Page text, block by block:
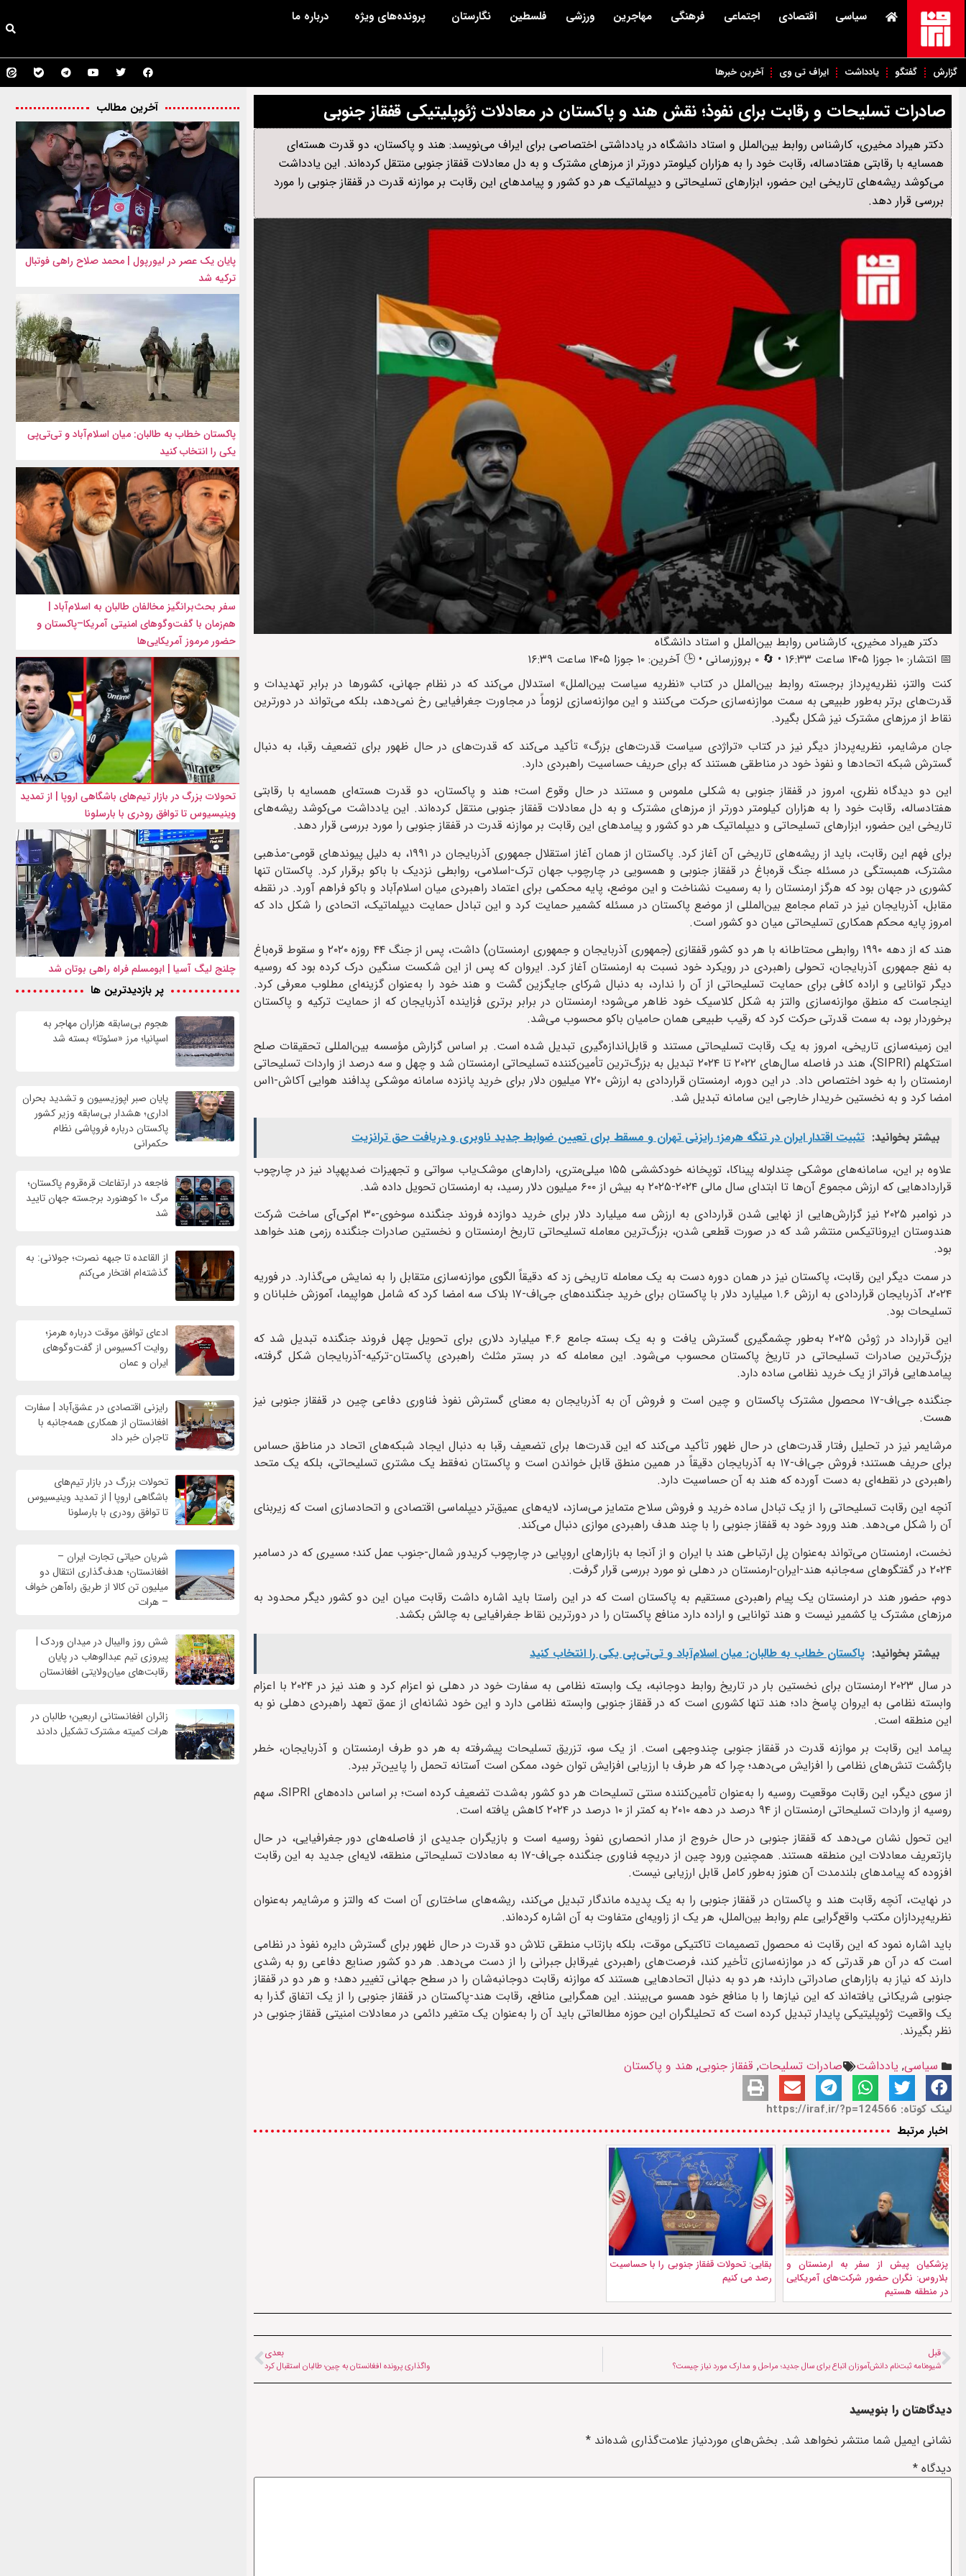
سیاسی اقتصادی اجتماعی فرهنگی مهاجرین ورزشی فلسطین نگارستان پرونده‌های ویژه درباره ما
گزارش گفتگو یادداشت ایراف تی وی آخرین خبرها
صادرات تسلیحات و رقابت برای نفوذ؛ نقش هند و پاکستان در معادلات ژئوپلیتیکی قفقاز جنوبی
دکتر هیراد مخیری، کارشناس روابط‌ بین‌الملل و استاد دانشگاه در یادداشتی اختصاصی برای ایراف می‌نویسد: هند و پاکستان، دو قدرت هسته‌ای
همسایه با رقابتی هفتادساله، رقابت خود را به هزاران کیلومتر دورتر از مرزهای مشترک و به دل معادلات قفقاز جنوبی منتقل کرده‌اند. این یادداشت
می‌کوشد ریشه‌های تاریخی این حضور، ابزارهای تسلیحاتی و دیپلماتیک هر دو کشور و پیامدهای این رقابت بر موازنه قدرت در قفقاز جنوبی را مورد
بررسی قرار دهد.
دکتر هیراد مخیری، کارشناس روابط بین‌الملل و استاد دانشگاه
📅 انتشار: ۱۰ جوزا ۱۴۰۵ ساعت ۱۶:۳۳ • 🔄 ۰ بروزرسانی • 🕒 آخرین: ۱۰ جوزا ۱۴۰۵ ساعت ۱۶:۳۹
کنت والتز، نظریه‌پرداز برجسته روابط بین‌الملل در کتاب «نظریه سیاست بین‌الملل» استدلال می‌کند که در نظام جهانی، کشورها در برابر تهدیدات و
قدرت‌های برتر به‌طور طبیعی به سمت موازنه‌سازی حرکت می‌کنند و این موازنه‌سازی لزوماً در مجاورت جغرافیایی رخ نمی‌دهد، بلکه می‌تواند در دورترین
نقاط از مرزهای مشترک نیز شکل بگیرد.
جان مرشایمر، نظریه‌پرداز دیگر نیز در کتاب «تراژدی سیاست قدرت‌های بزرگ» تأکید می‌کند که قدرت‌های در حال ظهور برای تضعیف رقبا، به دنبال
گسترش شبکه اتحادها و نفوذ خود در مناطقی هستند که برای حریف حساسیت راهبردی دارد.
این دو دیدگاه نظری، امروز در قفقاز جنوبی به شکلی ملموس و مستند در حال وقوع است؛ هند و پاکستان، دو قدرت هسته‌ای همسایه با رقابتی
هفتادساله، رقابت خود را به هزاران کیلومتر دورتر از مرزهای مشترک و به دل معادلات قفقاز جنوبی منتقل کرده‌اند. این یادداشت می‌کوشد ریشه‌های
تاریخی این حضور، ابزارهای تسلیحاتی و دیپلماتیک هر دو کشور و پیامدهای این رقابت بر موازنه قدرت در قفقاز جنوبی را مورد بررسی قرار دهد.
برای فهم این رقابت، باید از ریشه‌های تاریخی آن آغاز کرد. پاکستان از همان آغاز استقلال جمهوری آذربایجان در ۱۹۹۱، به دلیل پیوندهای قومی-مذهبی
مشترک، همبستگی در مسئله جنگ قره‌باغ در قفقاز جنوبی و همسویی در چارچوب جهان ترک-اسلامی، روابطی نزدیک با باکو برقرار کرد. پاکستان تنها
کشوری در جهان بود که هرگز ارمنستان را به رسمیت نشناخت و این موضع، پایه محکمی برای اعتماد راهبردی میان اسلام‌آباد و باکو فراهم آورد. در نقطه
مقابل، آذربایجان نیز در تمام مجامع بین‌المللی از موضع پاکستان در مسئله کشمیر حمایت کرد و این تبادل حمایت دیپلماتیک، اتحادی را شکل داد که
امروز پایه محکم همکاری تسلیحاتی میان دو کشور است.
هند که از دهه ۱۹۹۰ روابطی محتاطانه با هر دو کشور قفقازی (جمهوری آذربایجان و جمهوری ارمنستان) داشت، پس از جنگ ۴۴ روزه ۲۰۲۰ و سقوط قره‌باغ
به نفع جمهوری آذربایجان، تحولی راهبردی در رویکرد خود نسبت به ارمنستان آغاز کرد. ایروان که پس از این شکست سنگین درک کرده بود که روسیه
دیگر توانایی و اراده کافی برای حمایت تسلیحاتی از آن را ندارد، به دنبال شرکای جایگزین گشت و هند خود را به‌عنوان گزینه‌ای مطلوب معرفی کرد.
اینجاست که منطق موازنه‌سازی والتز به شکل کلاسیک خود ظاهر می‌شود؛ ارمنستان در برابر برتری فزاینده آذربایجان که از حمایت ترکیه و پاکستان
برخوردار بود، به سمت قدرتی حرکت کرد که رقیب طبیعی همان حامیان باکو محسوب می‌شد.
این زمینه‌سازی تاریخی، امروز به یک رقابت تسلیحاتی مستند و قابل‌اندازه‌گیری تبدیل شده است. بر اساس گزارش مؤسسه بین‌المللی تحقیقات صلح
استکهلم (SIPRI)، هند در فاصله سال‌های ۲۰۲۲ تا ۲۰۲۴ تبدیل به بزرگ‌ترین تأمین‌کننده تسلیحاتی ارمنستان شد و چهل و سه درصد از واردات تسلیحاتی
ارمنستان را به خود اختصاص داد. در این دوره، ارمنستان قراردادی به ارزش ۷۲۰ میلیون دلار برای خرید پانزده سامانه موشکی پدافند هوایی آکاش-۱اس
امضا کرد و به نخستین خریدار خارجی این سامانه تبدیل شد.
بیشتر بخوانید: تثبیت اقتدار ایران در تنگه هرمز؛ رایزنی تهران و مسقط برای تعیین ضوابط جدید ناوبری و دریافت حق ترانزیت
علاوه بر این، سامانه‌های موشکی چندلوله پیناکا، توپخانه خودکششی ۱۵۵ میلی‌متری، رادارهای موشک‌یاب سواتی و تجهیزات ضدپهپاد نیز در چارچوب
قراردادهایی که ارزش مجموع آن‌ها تا ابتدای سال مالی ۲۰۲۴-۲۰۲۵ به بیش از ۶۰۰ میلیون دلار رسید، به ارمنستان تحویل داده شد.
در نوامبر ۲۰۲۵ نیز گزارش‌هایی از نهایی شدن قراردادی به ارزش سه میلیارد دلار برای خرید دوازده فروند جنگنده سوخوی-۳۰ ام‌کی‌آی ساخت شرکت
هندوستان ایروناتیکس منتشر شد که در صورت قطعی شدن، بزرگ‌ترین معامله تسلیحاتی تاریخ ارمنستان و نخستین صادرات جنگنده رزمی هند خواهد
بود.
در سمت دیگر این رقابت، پاکستان نیز در همان دوره دست به یک معامله تاریخی زد که دقیقاً الگوی موازنه‌سازی متقابل را به نمایش می‌گذارد. در فوریه
۲۰۲۴، آذربایجان قراردادی به ارزش ۱.۶ میلیارد دلار با پاکستان برای خرید جنگنده‌های جی‌اف-۱۷ بلاک سه امضا کرد که شامل هواپیما، آموزش خلبانان و
تسلیحات بود.
این قرارداد در ژوئن ۲۰۲۵ به‌طور چشمگیری گسترش یافت و به یک بسته جامع ۴.۶ میلیارد دلاری برای تحویل چهل فروند جنگنده تبدیل شد که
بزرگ‌ترین صادرات تسلیحاتی در تاریخ پاکستان محسوب می‌شود. این معامله که در بستر مثلث راهبردی پاکستان-ترکیه-آذربایجان شکل گرفته،
پیامدهایی فراتر از یک خرید نظامی ساده دارد.
جنگنده جی‌اف-۱۷ محصول مشترک پاکستان و چین است و فروش آن به آذربایجان به معنای گسترش نفوذ فناوری دفاعی چین در قفقاز جنوبی نیز
هست.
مرشایمر نیز در تحلیل رفتار قدرت‌های در حال ظهور تأکید می‌کند که این قدرت‌ها برای تضعیف رقبا به دنبال ایجاد شبکه‌های اتحاد در مناطق حساس
برای حریف هستند؛ فروش جی‌اف-۱۷ به آذربایجان دقیقاً در همین منطق قابل خواندن است و پاکستان نه‌فقط یک مشتری تسلیحاتی، بلکه یک متحد
راهبردی در نقطه‌ای به دست آورده که هند به آن حساسیت دارد.
آنچه این رقابت تسلیحاتی را از یک تبادل ساده خرید و فروش سلاح متمایز می‌سازد، لایه‌های عمیق‌تر دیپلماسی اقتصادی و اتحادسازی است که زیربنای
آن را شکل می‌دهد. هند ورود خود به قفقاز جنوبی را با چند هدف راهبردی موازی دنبال می‌کند.
نخست، ارمنستان می‌تواند به‌عنوان پل ارتباطی هند با ایران و از آنجا به بازارهای اروپایی در چارچوب کریدور شمال-جنوب عمل کند؛ مسیری که در دسامبر
۲۰۲۴ در گفتگوهای سه‌جانبه هند-ایران-ارمنستان در دهلی نو مورد بررسی قرار گرفت.
دوم، حضور هند در ارمنستان یک پیام راهبردی مستقیم به پاکستان است که در این راستا باید اشاره داشت رقابت میان این دو کشور دیگر محدود به
مرزهای مشترک یا کشمیر نیست و هند توانایی و اراده دارد منافع پاکستان را در دورترین نقاط جغرافیایی به چالش بکشد.
بیشتر بخوانید: پاکستان خطاب به طالبان: میان اسلام‌آباد و تی‌تی‌پی یکی را انتخاب کنید
در سال ۲۰۲۳ ارمنستان برای نخستین بار در تاریخ روابط دوجانبه، یک وابسته نظامی به سفارت خود در دهلی نو اعزام کرد و هند نیز در ۲۰۲۴ با اعزام
وابسته نظامی به ایروان پاسخ داد؛ هند تنها کشوری است که در قفقاز جنوبی وابسته نظامی دارد و این خود نشانه‌ای از عمق تعهد راهبردی دهلی نو به
این منطقه است.
پیامد این رقابت بر موازنه قدرت در قفقاز جنوبی چندوجهی است. از یک سو، تزریق تسلیحات پیشرفته به هر دو طرف ارمنستان و آذربایجان، خطر
بازگشت تنش‌های نظامی را افزایش می‌دهد؛ چرا که هر طرف با ارزیابی افزایش توان خود، ممکن است آستانه تحمل را پایین‌تر ببرد.
از سوی دیگر، این رقابت موقعیت روسیه را به‌عنوان تأمین‌کننده سنتی تسلیحات هر دو کشور به‌شدت تضعیف کرده است؛ بر اساس داده‌های SIPRI، سهم
روسیه از واردات تسلیحاتی ارمنستان از ۹۴ درصد در دهه ۲۰۱۰ به کمتر از ۱۰ درصد در ۲۰۲۴ کاهش یافته است.
این تحول نشان می‌دهد که قفقاز جنوبی در حال خروج از مدار انحصاری نفوذ روسیه است و بازیگران جدیدی از فاصله‌های دور جغرافیایی، در حال
بازتعریف معادلات این منطقه هستند. همچنین ورود چین از دریچه فناوری جنگنده جی‌اف-۱۷ به معادلات تسلیحاتی منطقه، لایه‌ای جدید به این رقابت
افزوده که پیامدهای بلندمدت آن هنوز به‌طور کامل قابل ارزیابی نیست.
در نهایت، آنچه رقابت هند و پاکستان در قفقاز جنوبی را به یک پدیده ماندگار تبدیل می‌کند، ریشه‌های ساختاری آن است که والتز و مرشایمر به‌عنوان
نظریه‌پردازان مکتب واقع‌گرایی علم روابط بین‌الملل، هر یک از زاویه‌ای متفاوت به آن اشاره کرده‌اند.
باید اشاره نمود که این رقابت نه محصول تصمیمات تاکتیکی موقت، بلکه بازتاب منطقی تلاش دو قدرت در حال ظهور برای گسترش دایره نفوذ در نظامی
است که در آن هر قدرتی که در موازنه‌سازی تأخیر کند، فرصت‌های راهبردی غیرقابل جبرانی را از دست می‌دهد. هر دو کشور صنایع دفاعی رو به رشدی
دارند که نیاز به بازارهای صادراتی دارند؛ هر دو به دنبال اتحادهایی هستند که موازنه رقابت دوجانبه‌شان را در سطح جهانی تغییر دهد؛ و هر دو در قفقاز
جنوبی شریکانی یافته‌اند که این نیازها را با منافع خود همسو می‌بینند. این همگرایی منافع، رقابت هند-پاکستان در قفقاز جنوبی را از یک اتفاق گذرا به
یک واقعیت ژئوپلیتیکی پایدار تبدیل کرده است که تحلیلگران این حوزه مطالعاتی باید آن را به‌عنوان یک متغیر دائمی در معادلات امنیتی قفقاز جنوبی در
نظر بگیرند.
سیاسی, یادداشت صادرات تسلیحات, قفقاز جنوبی, هند و پاکستان
لینک کوتاه: https://iraf.ir/?p=124566
اخبار مرتبط
پزشکیان پیش از سفر به ارمنستان و
بلاروس: نگران حضور شرکت‌های آمریکایی
در منطقه هستیم
بقایی: تحولات قفقاز جنوبی را با حساسیت
رصد می کنیم
قبل
شیوه‌نامه ثبت‌نام دانش‌آموزان اتباع برای سال جديد؛ مراحل و مدارک مورد نیاز چیست؟
بعدی
واگذاری پرونده افغانستان به چین؛ طالبان استقبال کرد
دیدگاهتان را بنویسید
نشانی ایمیل شما منتشر نخواهد شد. بخش‌های موردنیاز علامت‌گذاری شده‌اند *
دیدگاه *
آخرین مطالب
پایان یک عصر در لیورپول | محمد صلاح راهی فوتبال
ترکیه شد
پاکستان خطاب به طالبان: میان اسلام‌آباد و تی‌تی‌پی
یکی را انتخاب کنید
سفر بحث‌برانگیز مخالفان طالبان به اسلام‌آباد |
هم‌زمان با گفت‌وگوهای امنیتی آمریکا–پاکستان و
حضور مرموز آمریکایی‌ها
تحولات بزرگ در بازار تیم‌های باشگاهی اروپا | از تمدید
وینیسیوس تا توافق رودری با بارسلونا
چلنج لیگ آسیا | ابومسلم فراه راهی بوتان شد
پر بازدیدترین ها
هجوم بی‌سابقه هزاران مهاجر به
اسپانیا؛ مرز «سئوتا» بسته شد
پایان صبر اپوزیسیون و تشدید بحران
اداری؛ هشدار بی‌سابقه وزیر کشور
پاکستان درباره فروپاشی نظام
حکمرانی
فاجعه در ارتفاعات قره‌قروم پاکستان؛
مرگ ۱۰ کوهنورد برجسته جهان تایید
شد
از القاعده تا جبهه نصرت؛ جولانی: به
گذشته‌ام افتخار می‌کنم
ادعای توافق موقت درباره هرمز؛
روایت آکسیوس از گفت‌وگوهای
ایران و عمان
رایزنی اقتصادی در عشق‌آباد | سفارت
افغانستان از همکاری همه‌جانبه با
تاجران خبر داد
تحولات بزرگ در بازار تیم‌های
باشگاهی اروپا | از تمدید وینیسیوس
تا توافق رودری با بارسلونا
شریان حیاتی تجارت ایران –
افغانستان؛ هدف‌گذاری انتقال دو
میلیون تن کالا از طریق راه‌آهن خواف
– هرات
شش روز والیبال در میدان وردک |
پیروزی تیم عبدالوهاب در پایان
رقابت‌های میان‌ولایتی افغانستان
زائران افغانستانی اربعین؛ طالبان در
هرات کمیته مشترک تشکیل دادند